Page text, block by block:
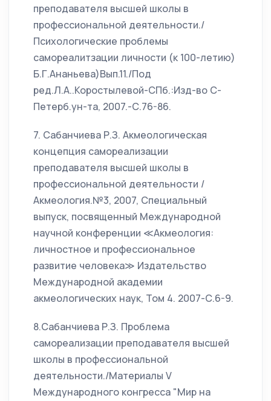
преподавателя высшей школы в
профессиональной деятельности./
Психологические проблемы
самореалитзации личности (к 100-летию)
Б.Г.Ананьева)Вып.11./Под
ред.Л.А..Коростылевой-СПб.:Изд-во С-
Петерб.ун-та, 2007.-С.76-86.
7. Сабанчиева Р.З. Акмеологическая
концепция самореализации
преподавателя высшей школы в
профессиональной деятельности /
Акмеология.№3, 2007, Специальный
выпуск, посвященный Международной
научной конференции ≪Акмеология:
личностное и профессиональное
развитие человека≫ Издательство
Международной академии
акмеологических наук, Том 4. 2007-С.6-9.
8.Сабанчиева Р.З. Проблема
самореализации преподавателя высшей
школы в профессиональной
деятельности./Материалы V
Международного конгресса "Мир на